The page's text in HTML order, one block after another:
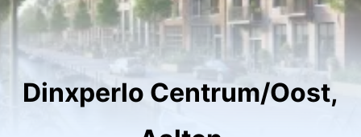
Dinxperlo Centrum/Oost,